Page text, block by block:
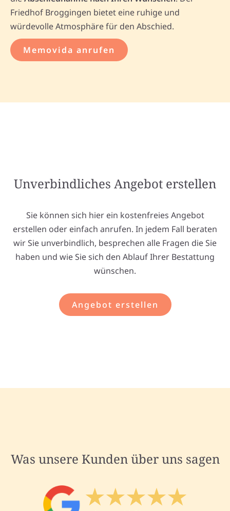
Friedhof Broggingen bietet eine ruhige und
würdevolle Atmosphäre für den Abschied.
Memovida anrufen
Unverbindliches Angebot erstellen
Sie können sich hier ein kostenfreies Angebot
erstellen oder einfach anrufen. In jedem Fall beraten
wir Sie unverbindlich, besprechen alle Fragen die Sie
haben und wie Sie sich den Ablauf Ihrer Bestattung
wünschen.
Angebot erstellen
Was unsere Kunden über uns sagen